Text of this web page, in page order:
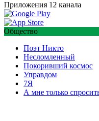
Приложения 12 канала
Общество
Поэт Никто
Несломленный
Покоривший космос
Управдом
7Я
А мне только